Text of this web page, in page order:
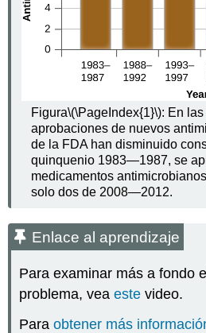
Figura\(\PageIndex{1}\): En
aprobaciones de nuevos
de la FDA han disminuido
quinquenio 1983—1987, se
medicamentos
solo dos de 2008—2012.
Enlace al aprendizaje
Para examinar más a fondo
problema, veaeste video.
Paraobtener más